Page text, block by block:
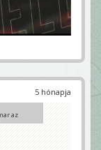
5 hónapja
az